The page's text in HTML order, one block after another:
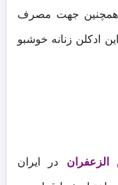
. همچنین جهت مصرف
ادکلن زنانه خوشبو
در ایران